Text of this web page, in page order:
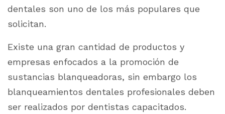
dentales son uno de los más populares que
solicitan.
Existe una gran cantidad de productos y
empresas enfocados a la promoción de
sustancias blanqueadoras, sin embargo los
blanqueamientos dentales profesionales deben
ser realizados por dentistas capacitados.